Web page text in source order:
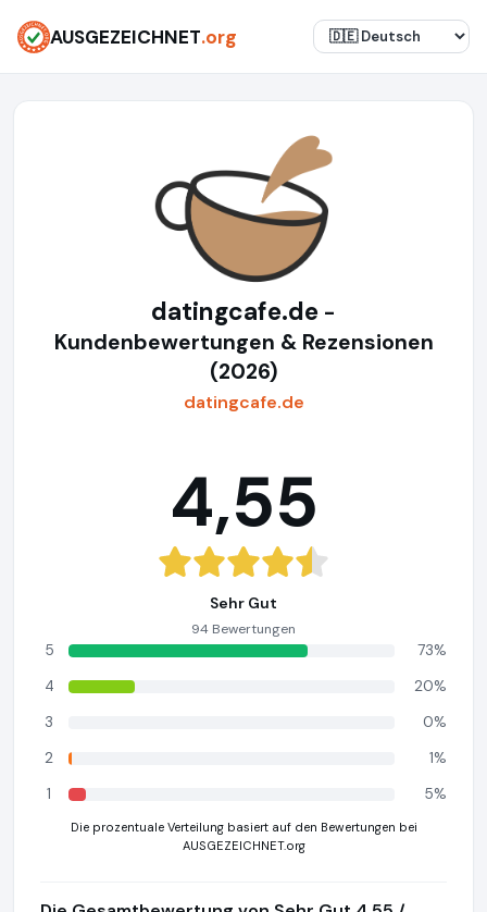
AUSGEZEICHNET.org
datingcafe.de -
Kundenbewertungen & Rezensionen
(2026)
datingcafe.de
4,55
Sehr Gut
94 Bewertungen
5
73%
4
20%
3
0%
2
1%
1
5%
Die prozentuale Verteilung basiert auf den Bewertungen bei
AUSGEZEICHNET.org